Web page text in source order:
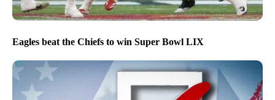
Eagles beat the Chiefs to win Super Bowl LIX